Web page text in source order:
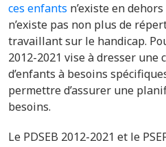
ces enfants n’existe en
n’existe pas non plus de
travaillant sur le handicap.
2012-2021 vise à dresser une
d’enfants à besoins
permettre d’assurer une
besoins.
Le PDSEB 2012-2021 et le